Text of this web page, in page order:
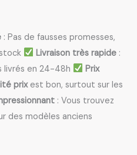
: Pas de fausses promesses,
Livraison très rapide:
livrés en 24-48h
Prix
prixest bon, surtout sur les
: Vous trouvez
des modèles anciens